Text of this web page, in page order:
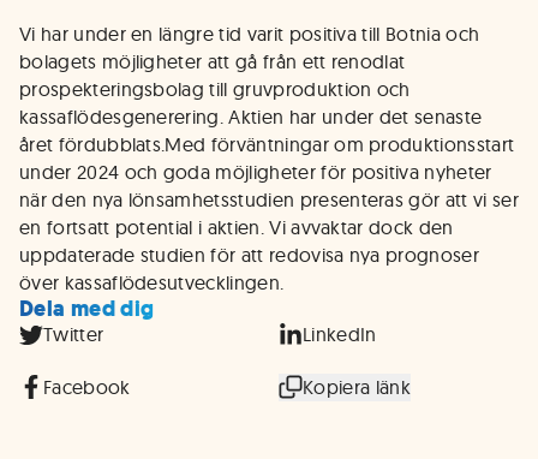
Vi har under en längre tid varit positiva till Botnia och
bolagets möjligheter att gå från ett renodlat
prospekteringsbolag till gruvproduktion och
kassaflödesgenerering. Aktien har under det senaste
året fördubblats.Med förväntningar om produktionsstart
under 2024 och goda möjligheter för positiva nyheter
när den nya lönsamhetsstudien presenteras gör att vi ser
en fortsatt potential i aktien. Vi avvaktar dock den
uppdaterade studien för att redovisa nya prognoser
över kassaflödesutvecklingen.
Dela med dig
Twitter LinkedIn
Facebook Kopiera länk